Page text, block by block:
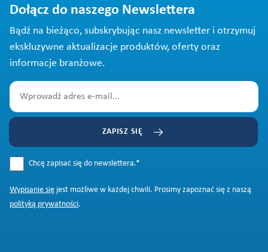
Dołącz do naszego Newslettera
Bądź na bieżąco, subskrybując nasz newsletter i otrzymuj
ekskluzywne aktualizacje produktów, oferty oraz
informacje branżowe.
ZAPISZ SIĘ
Chcę zapisać się do newslettera.*
Wypisanie się jest możliwe w każdej chwili. Prosimy zapoznać się z naszą
polityką prywatności.